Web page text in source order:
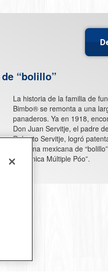
“bolillo”
La historia de la familia de
Bimbo® se remonta a una
panaderos. Ya en 1918,
Don Juan Servitje, el padre
Roberto Servitje, logró
máquina mexicana de
“Higiénica Múltiple Póo”.